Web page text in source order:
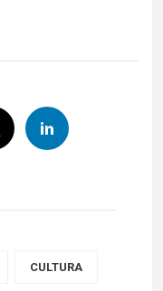
CULTURA